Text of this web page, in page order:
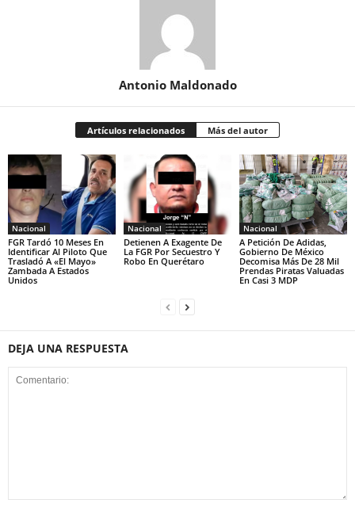
Antonio Maldonado
Artículos relacionados Más del autor
Nacional
FGR Tardó 10 Meses En
Identificar Al Piloto Que
Trasladó A «El Mayo»
Zambada A Estados
Unidos
Nacional
Detienen A Exagente De
La FGR Por Secuestro Y
Robo En Querétaro
Nacional
A Petición De Adidas,
Gobierno De México
Decomisa Más De 28 Mil
Prendas Piratas Valuadas
En Casi 3 MDP
DEJA UNA RESPUESTA